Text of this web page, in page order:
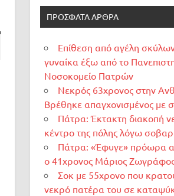
ΠΡΌΣΦΑΤΑ ΆΡΘΡΑ
Επίθεση από αγέλη
γυναίκα έξω από το
Νοσοκομείο Πατρών
Νεκρός 63χρονος στην
Βρέθηκε απαγχονισμένος με
Πάτρα: Έκτακτη διακοπή
κέντρο της πόλης λόγω
Πάτρα: «Έφυγε» πρόωρα
ο 41χρονος Μάριος
Σοκ με 55χρονο που
νεκρό πατέρα του σε